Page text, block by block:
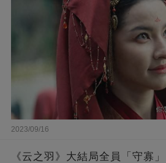
2023/09/16
《云之羽》大結局全員「守寡